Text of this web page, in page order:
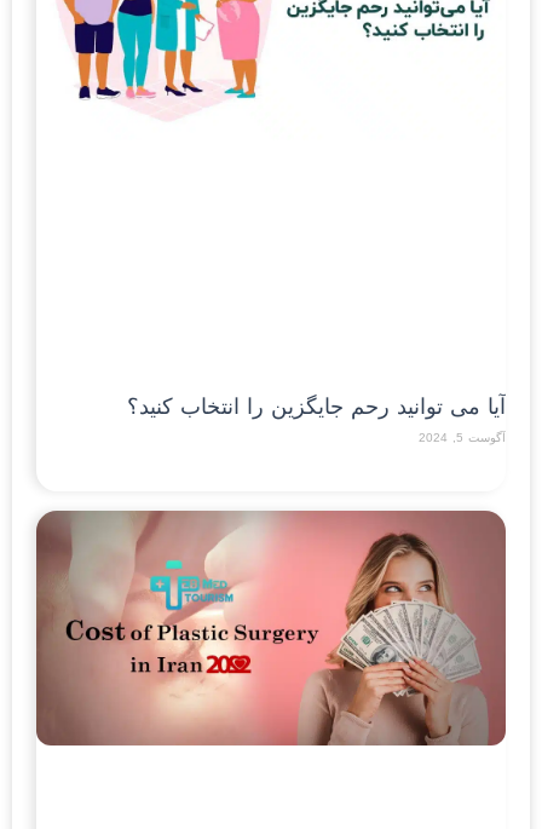
آیا می توانید رحم جایگزین را انتخاب کنید؟
آگوست 5, 2024